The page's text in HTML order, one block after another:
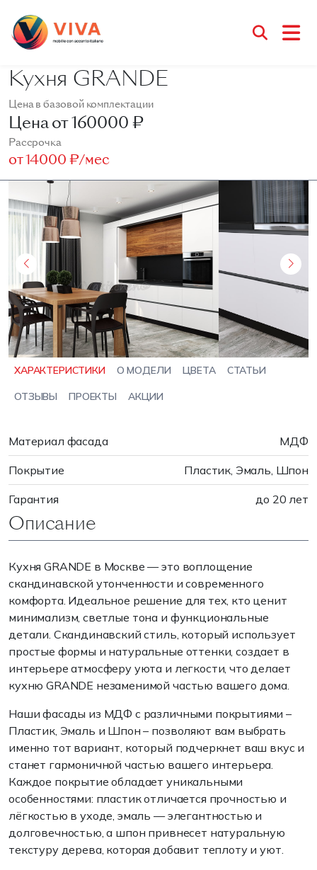
Кухня GRANDE
Цена в базовой комплектации
Цена от160000 ₽
Рассрочка
от14000 ₽/мес
ХАРАКТЕРИСТИКИ О МОДЕЛИ ЦВЕТА СТАТЬИ
ОТЗЫВЫ ПРОЕКТЫ АКЦИИ
Материал фасада МДФ
Покрытие Пластик, Эмаль, Шпон
Гарантия до 20 лет
Описание
Кухня GRANDE в Москве — это воплощение
скандинавской утонченности и современного
комфорта. Идеальное решение для тех, кто ценит
минимализм, светлые тона и функциональные
детали. Скандинавский стиль, который использует
простые формы и натуральные оттенки, создает в
интерьере атмосферу уюта и легкости, что делает
кухню GRANDE незаменимой частью вашего дома.
Наши фасады из МДФ с различными покрытиями –
Пластик, Эмаль и Шпон – позволяют вам выбрать
именно тот вариант, который подчеркнет ваш вкус и
станет гармоничной частью вашего интерьера.
Каждое покрытие обладает уникальными
особенностями: пластик отличается прочностью и
лёгкостью в уходе, эмаль — элегантностью и
долговечностью, а шпон привнесет натуральную
текстуру дерева, которая добавит теплоту и уют.